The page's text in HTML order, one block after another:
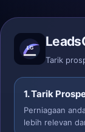
Tarik
1. Tarik
Perniagaan
lebih relevan